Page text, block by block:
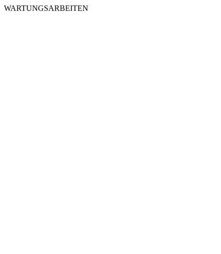
WARTUNGSARBEITEN